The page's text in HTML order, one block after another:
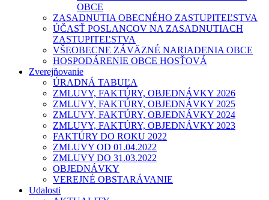
OBCE
ZASADNUTIA OBECNÉHO ZASTUPITEĽSTVA
ÚČASŤ POSLANCOV NA ZASADNUTIACH
ZASTUPITEĽSTVA
VŠEOBECNE ZÁVÄZNÉ NARIADENIA OBCE
HOSPODÁRENIE OBCE HOSŤOVÁ
Zverejňovanie
ÚRADNÁ TABUĽA
ZMLUVY, FAKTÚRY, OBJEDNÁVKY 2026
ZMLUVY, FAKTÚRY, OBJEDNÁVKY 2025
ZMLUVY, FAKTÚRY, OBJEDNÁVKY 2024
ZMLUVY, FAKTÚRY, OBJEDNÁVKY 2023
FAKTÚRY DO ROKU 2022
ZMLUVY OD 01.04.2022
ZMLUVY DO 31.03.2022
OBJEDNÁVKY
VEREJNÉ OBSTARÁVANIE
Udalosti